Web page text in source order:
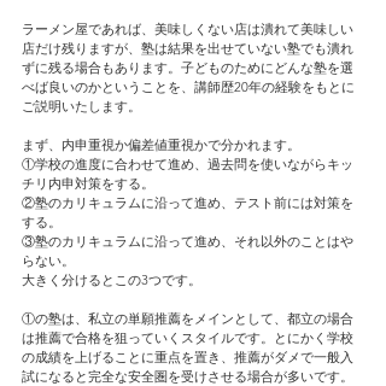
ラーメン屋であれば、美味しくない店は潰れて美味しい
店だけ残りますが、塾は結果を出せていない塾でも潰れ
ずに残る場合もあります。子どものためにどんな塾を選
べば良いのかということを、講師歴20年の経験をもとに
ご説明いたします。
まず、内申重視か偏差値重視かで分かれます。
①学校の進度に合わせて進め、過去問を使いながらキッ
チリ内申対策をする。
②塾のカリキュラムに沿って進め、テスト前には対策を
する。
③塾のカリキュラムに沿って進め、それ以外のことはや
らない。
大きく分けるとこの3つです。
①の塾は、私立の単願推薦をメインとして、都立の場合
は推薦で合格を狙っていくスタイルです。とにかく学校
の成績を上げることに重点を置き、推薦がダメで一般入
試になると完全な安全圏を受けさせる場合が多いです。